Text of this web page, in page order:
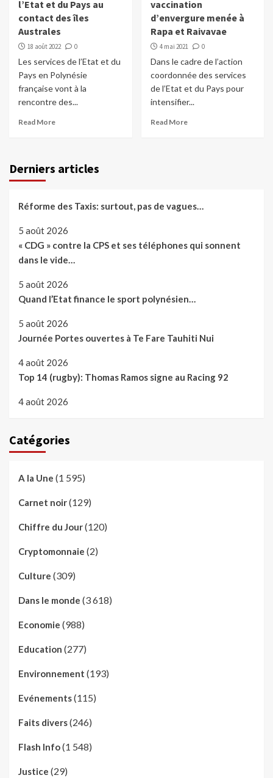
l’Etat et du Pays au
contact des îles
Australes
18 août 2022 0
Les services de l’Etat et du
Pays en Polynésie
française vont à la
rencontre des...
Read More
vaccination
d’envergure menée à
Rapa et Raivavae
4 mai 2021 0
Dans le cadre de l’action
coordonnée des services
de l’Etat et du Pays pour
intensifier...
Read More
Derniers articles
Réforme des Taxis: surtout, pas de vagues…
5 août 2026
« CDG » contre la CPS et ses téléphones qui sonnent
dans le vide…
5 août 2026
Quand l’Etat finance le sport polynésien…
5 août 2026
Journée Portes ouvertes à Te Fare Tauhiti Nui
4 août 2026
Top 14 (rugby): Thomas Ramos signe au Racing 92
4 août 2026
Catégories
A la Une (1 595)
Carnet noir(129)
Chiffre du Jour(120)
Cryptomonnaie (2)
Culture (309)
Dans le monde (3 618)
Economie (988)
Education (277)
Environnement (193)
Evénements(115)
Faits divers(246)
Flash Info(1 548)
Justice (29)